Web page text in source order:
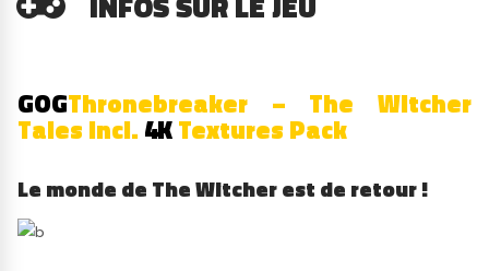
GOGThronebreaker – The Witcher
Tales Incl.4KTextures Pack
Le monde de The Witcher est de retour !